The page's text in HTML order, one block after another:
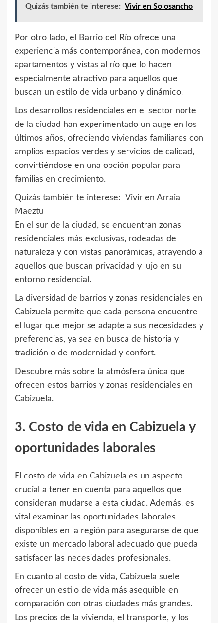
Quizás también te interese: Vivir en Solosancho
Por otro lado, el Barrio del Río ofrece una
experiencia más contemporánea, con modernos
apartamentos y vistas al río que lo hacen
especialmente atractivo para aquellos que
buscan un estilo de vida urbano y dinámico.
Los desarrollos residenciales en el sector norte
de la ciudad han experimentado un auge en los
últimos años, ofreciendo viviendas familiares con
amplios espacios verdes y servicios de calidad,
convirtiéndose en una opción popular para
familias en crecimiento.
Quizás también te interese: Vivir en Arraia
Maeztu
En el sur de la ciudad, se encuentran zonas
residenciales más exclusivas, rodeadas de
naturaleza y con vistas panorámicas, atrayendo a
aquellos que buscan privacidad y lujo en su
entorno residencial.
La diversidad de barrios y zonas residenciales en
Cabizuela permite que cada persona encuentre
el lugar que mejor se adapte a sus necesidades y
preferencias, ya sea en busca de historia y
tradición o de modernidad y confort.
Descubre más sobre la atmósfera única que
ofrecen estos barrios y zonas residenciales en
Cabizuela.
3. Costo de vida en Cabizuela y
oportunidades laborales
El costo de vida en Cabizuela es un aspecto
crucial a tener en cuenta para aquellos que
consideran mudarse a esta ciudad. Además, es
vital examinar las oportunidades laborales
disponibles en la región para asegurarse de que
existe un mercado laboral adecuado que pueda
satisfacer las necesidades profesionales.
En cuanto al costo de vida, Cabizuela suele
ofrecer un estilo de vida más asequible en
comparación con otras ciudades más grandes.
Los precios de la vivienda, el transporte, y los